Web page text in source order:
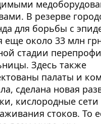
В резерве
для борьбы с
еще около 33 млн
стадии
Здесь также
палаты и
сделана новая
кислородные
стоков. То